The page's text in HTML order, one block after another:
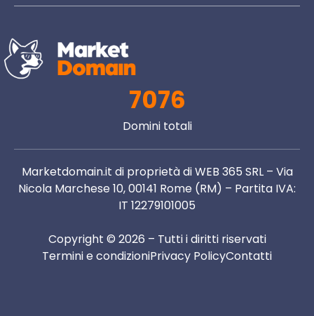
7076
Domini totali
Marketdomain.it di proprietà di WEB 365 SRL – Via
Nicola Marchese 10, 00141 Rome (RM) – Partita IVA:
IT 12279101005
Copyright © 2026 – Tutti i diritti riservati
Termini e condizioniPrivacy PolicyContatti